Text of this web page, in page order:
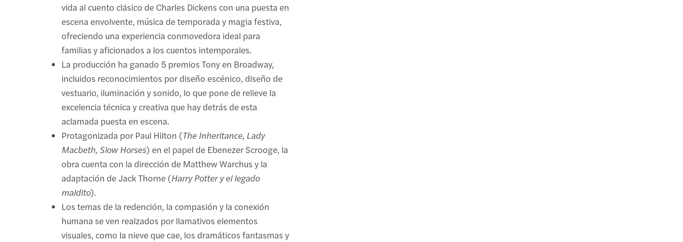
vida al cuento clásico de Charles Dickens con una puesta en
escena envolvente, música de temporada y magia festiva,
ofreciendo una experiencia conmovedora ideal para
familias y aficionados a los cuentos intemporales.
La producción ha ganado 5 premios Tony en Broadway,
incluidos reconocimientos por diseño escénico, diseño de
vestuario, iluminación y sonido, lo que pone de relieve la
excelencia técnica y creativa que hay detrás de esta
aclamada puesta en escena.
Protagonizada por Paul Hilton (The Inheritance, Lady
Macbeth, Slow Horses) en el papel de Ebenezer Scrooge, la
obra cuenta con la dirección de Matthew Warchus y la
adaptación de Jack Thorne (Harry Potter y el legado
maldito).
Los temas de la redención, la compasión y la conexión
humana se ven realzados por llamativos elementos
visuales, como la nieve que cae, los dramáticos fantasmas y